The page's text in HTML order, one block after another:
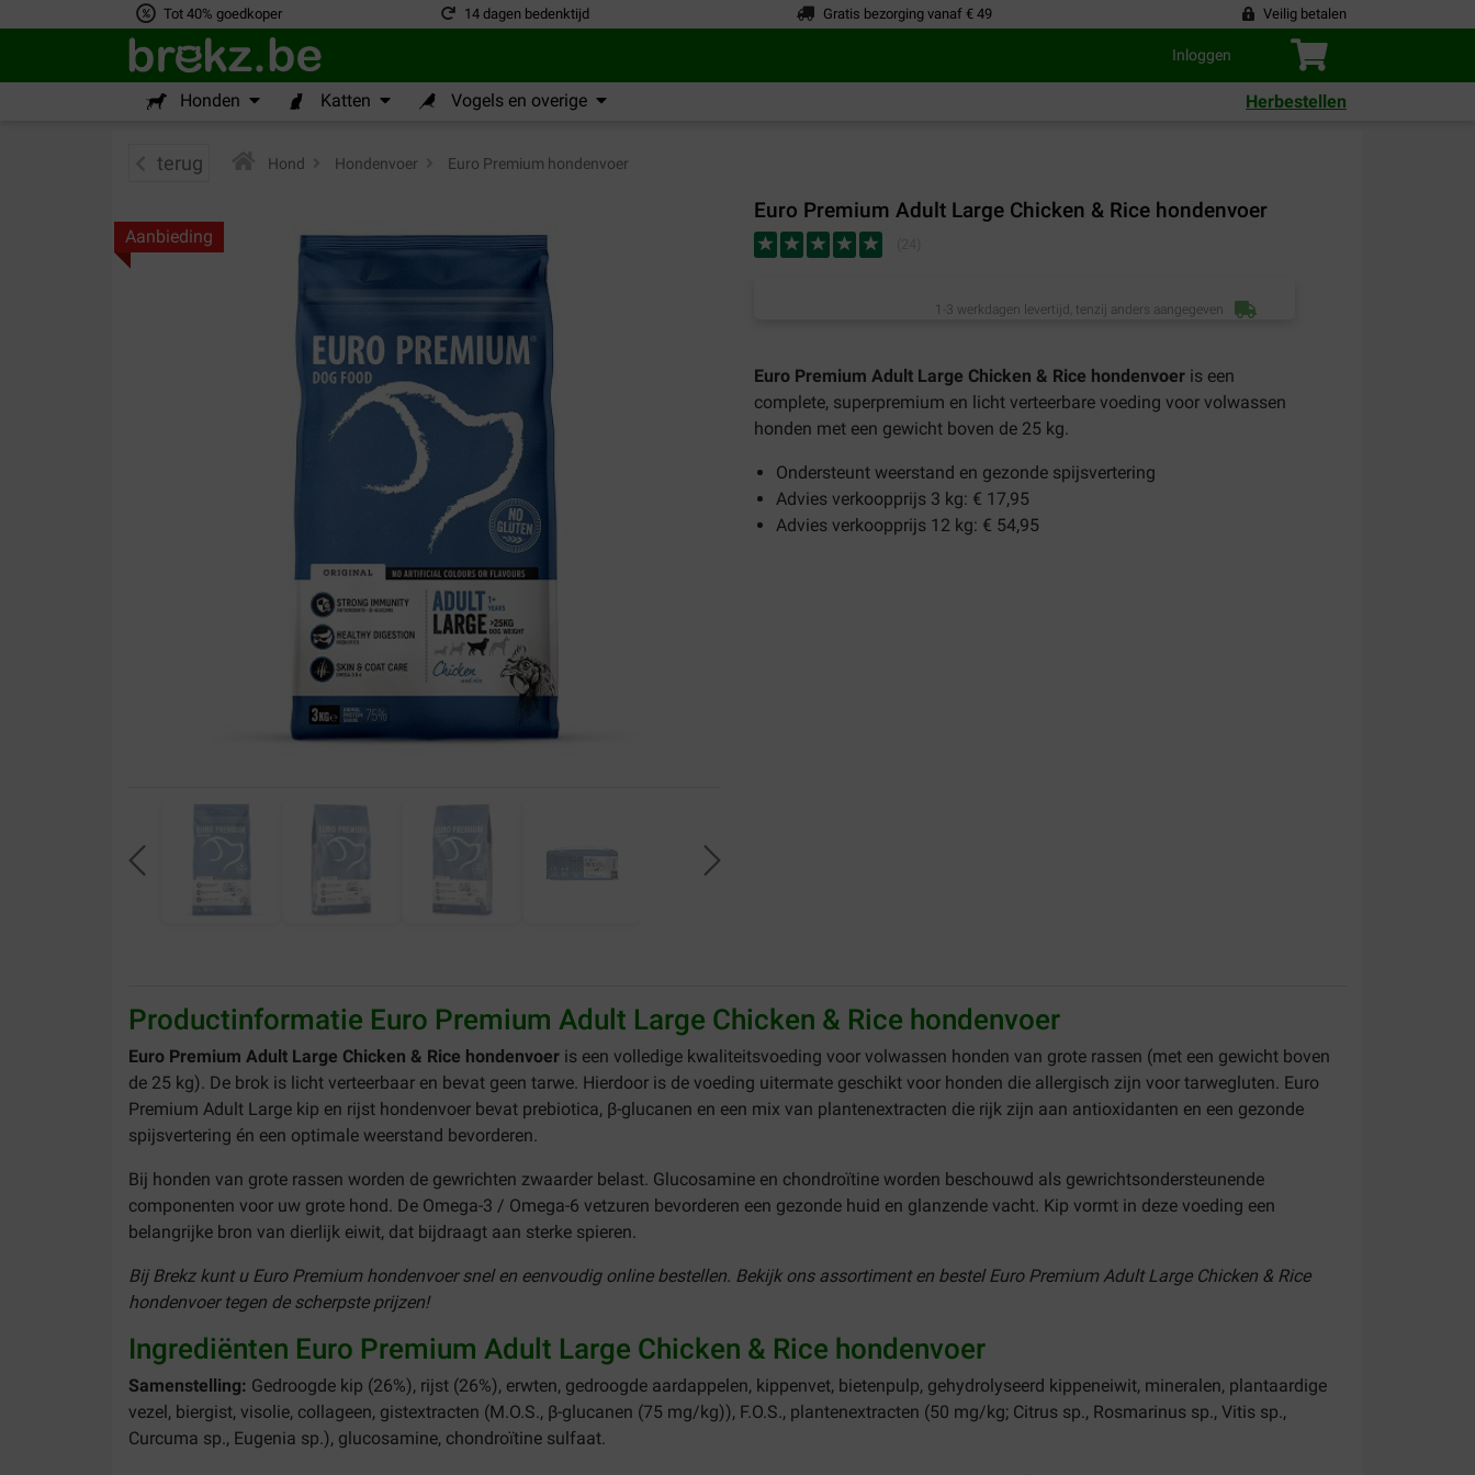
Tot 40% goedkoper 14 dagen bedenktijd Gratis bezorging vanaf € 49 Veilig betalen
Inloggen
Honden Katten Vogels en overige Herbestellen
terug Hond Hondenvoer Euro Premium hondenvoer
Euro Premium Adult Large Chicken & Rice hondenvoer
Aanbieding
1-3 werkdagen levertijd, tenzij anders aangegeven
Euro Premium Adult Large Chicken & Rice hondenvoer is een
complete, superpremium en licht verteerbare voeding voor volwassen
honden met een gewicht boven de 25 kg.
Ondersteunt weerstand en gezonde spijsvertering
Advies verkoopprijs 3 kg: € 17,95
Advies verkoopprijs 12 kg: € 54,95
Productinformatie Euro Premium Adult Large Chicken & Rice hondenvoer
Euro Premium Adult Large Chicken & Rice hondenvoer is een volledige kwaliteitsvoeding voor volwassen honden van grote rassen (met een gewicht boven
de 25 kg). De brok is licht verteerbaar en bevat geen tarwe. Hierdoor is de voeding uitermate geschikt voor honden die allergisch zijn voor tarwegluten. Euro
Premium Adult Large kip en rijst hondenvoer bevat prebiotica, β-glucanen en een mix van plantenextracten die rijk zijn aan antioxidanten en een gezonde
spijsvertering én een optimale weerstand bevorderen.
Bij honden van grote rassen worden de gewrichten zwaarder belast. Glucosamine en chondroïtine worden beschouwd als gewrichtsondersteunende
componenten voor uw grote hond. De Omega-3 / Omega-6 vetzuren bevorderen een gezonde huid en glanzende vacht. Kip vormt in deze voeding een
belangrijke bron van dierlijk eiwit, dat bijdraagt aan sterke spieren.
Bij Brekz kunt u Euro Premium hondenvoer snel en eenvoudig online bestellen. Bekijk ons assortiment en bestel Euro Premium Adult Large Chicken & Rice
hondenvoer tegen de scherpste prijzen!
Ingrediënten Euro Premium Adult Large Chicken & Rice hondenvoer
Samenstelling: Gedroogde kip (26%), rijst (26%), erwten, gedroogde aardappelen, kippenvet, bietenpulp, gehydrolyseerd kippeneiwit, mineralen, plantaardige
vezel, biergist, visolie, collageen, gistextracten (M.O.S., β-glucanen (75 mg/kg)), F.O.S., plantenextracten (50 mg/kg; Citrus sp., Rosmarinus sp., Vitis sp.,
Curcuma sp., Eugenia sp.), glucosamine, chondroïtine sulfaat.